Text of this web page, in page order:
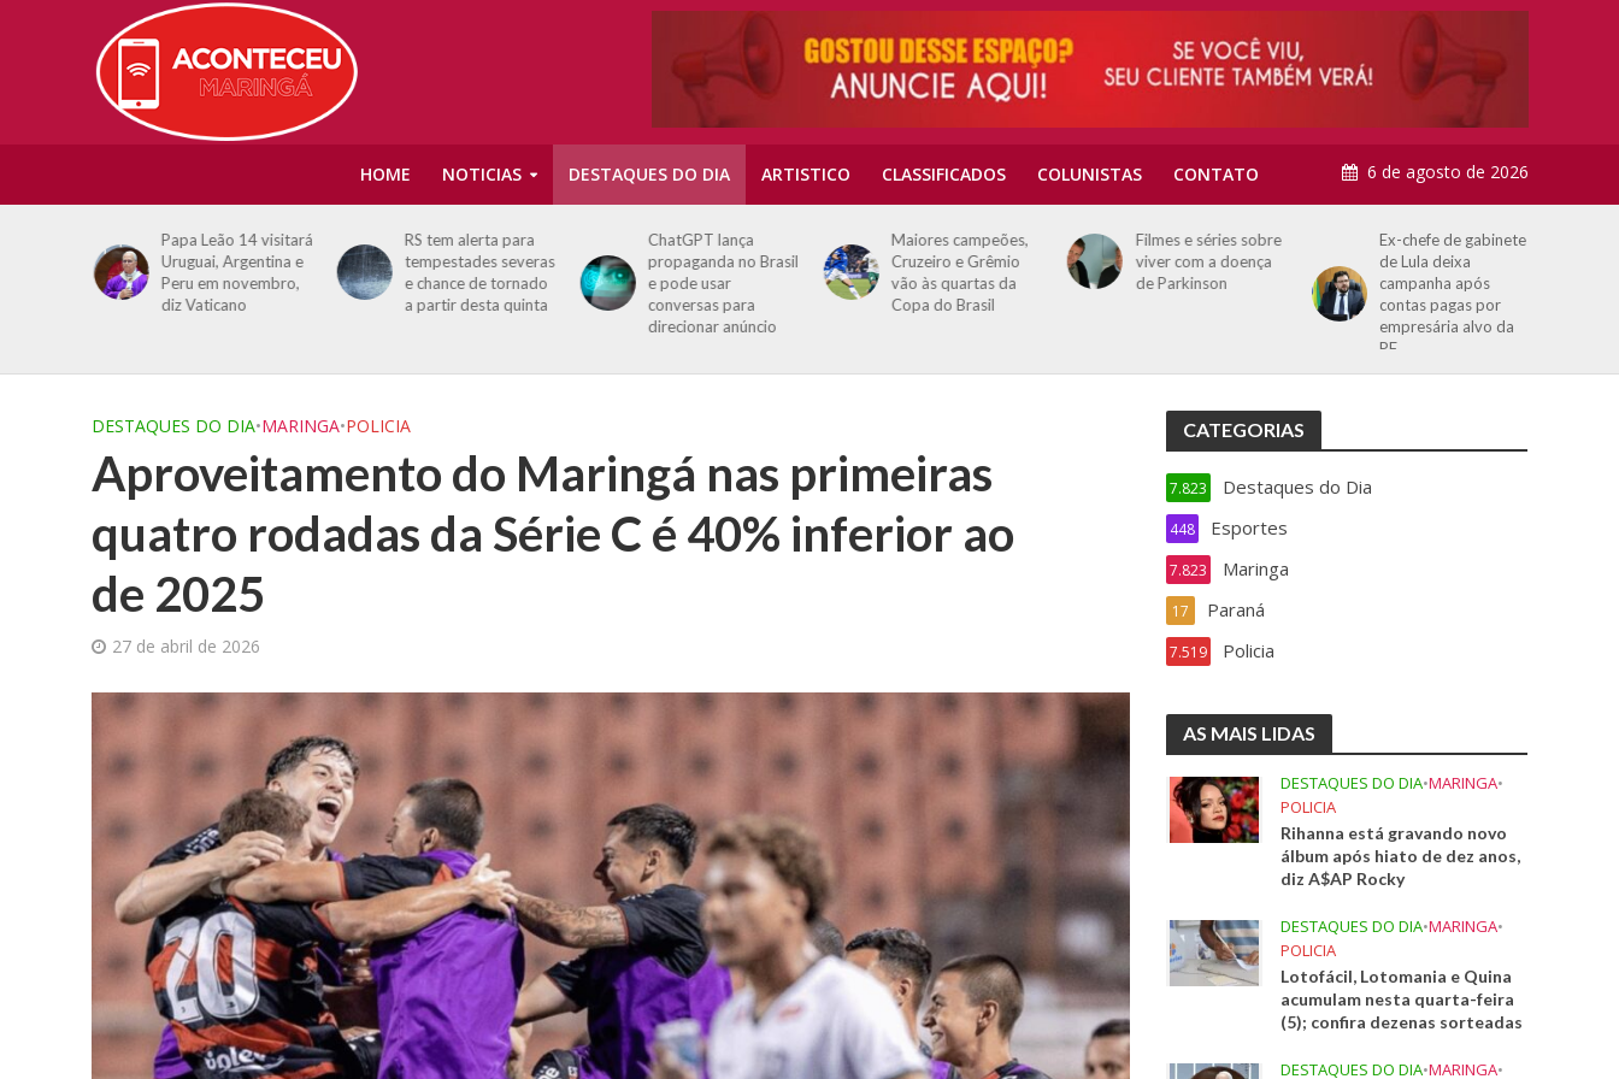
HOME NOTICIAS DESTAQUES DO DIA ARTISTICO CLASSIFICADOS COLUNISTAS CONTATO 6 de agosto de 2026
Papa Leão 14 visitará
Uruguai, Argentina e
Peru em novembro,
diz Vaticano
RS tem alerta para
tempestades severas
e chance de tornado
a partir desta quinta
ChatGPT lança
propaganda no Brasil
e pode usar
conversas para
direcionar anúncio
Maiores campeões,
Cruzeiro e Grêmio
vão às quartas da
Copa do Brasil
Filmes e séries sobre
viver com a doença
de Parkinson
Ex-chefe de gabinete
de Lula deixa
campanha após
contas pagas por
empresária alvo da
PF
DESTAQUES DO DIA•MARINGA•POLICIA
Aproveitamento do Maringá nas primeiras
quatro rodadas da Série C é 40% inferior ao
de 2025
27 de abril de 2026
CATEGORIAS
Destaques do Dia
7.823
Esportes
448
Maringa
7.823
Paraná
17
Policia
7.519
AS MAIS LIDAS
DESTAQUES DO DIA•MARINGA•
POLICIA
Rihanna está gravando novo
álbum após hiato de dez anos,
diz A$AP Rocky
DESTAQUES DO DIA•MARINGA•
POLICIA
Lotofácil, Lotomania e Quina
acumulam nesta quarta-feira
(5); confira dezenas sorteadas
DESTAQUES DO DIA•MARINGA•